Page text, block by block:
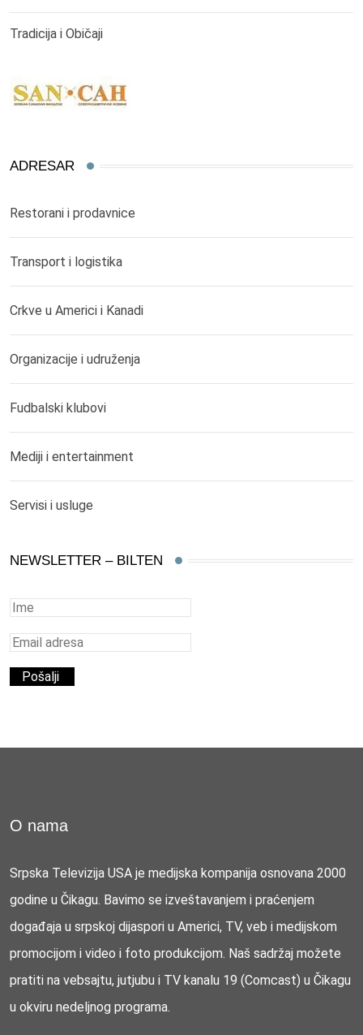
Tradicija i Običaji
ADRESAR
Restorani i prodavnice
Transport i logistika
Crkve u Americi i Kanadi
Organizacije i udruženja
Fudbalski klubovi
Mediji i entertainment
Servisi i usluge
NEWSLETTER – BILTEN
O nama
Srpska Televizija USA je medijska kompanija osnovana 2000
godine u Čikagu. Bavimo se izveštavanjem i praćenjem
događaja u srpskoj dijaspori u Americi, TV, veb i medijskom
promocijom i video i foto produkcijom. Naš sadržaj možete
pratiti na vebsajtu, jutjubu i TV kanalu 19 (Comcast) u Čikagu
u okviru nedeljnog programa.